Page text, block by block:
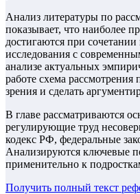
Анализ литературы по
показывает, что наиболее
достигаются при
исследования с
анализе актуальных
работе схема рассмотрения
зрения и сделать
В главе рассматриваются
регулирующие труд
кодекс РФ, федеральные
Анализируются ключевые
применительно к
Получить полный текст